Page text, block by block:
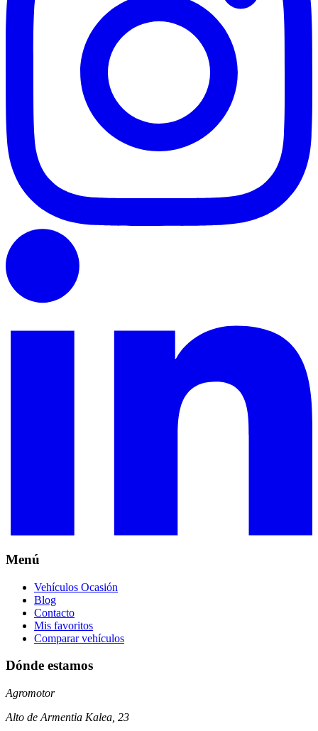
Menú
Vehículos Ocasión
Blog
Contacto
Mis favoritos
Comparar vehículos
Dónde estamos
Agromotor
Alto de Armentia Kalea, 23